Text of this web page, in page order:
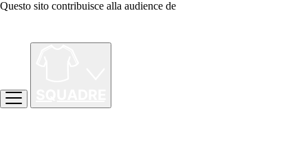
Questo sito contribuisce alla audience de